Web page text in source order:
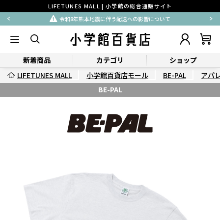
LIFETUNES MALL | 小学館の総合通販サイト
令和8年熊本地震に伴う配送への影響について
新着商品 カテゴリ
ショップ
LIFETUNES MALL
小学館百貨店モール BE-PAL
アパ
BE-PAL